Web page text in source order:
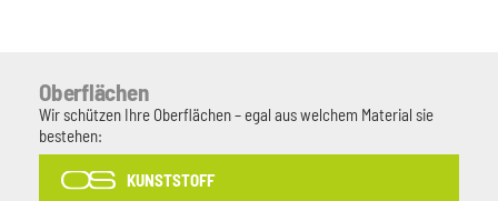
Oberflächen
Wir schützen Ihre Oberflächen – egal aus welchem Material sie
bestehen:
KUNSTSTOFF